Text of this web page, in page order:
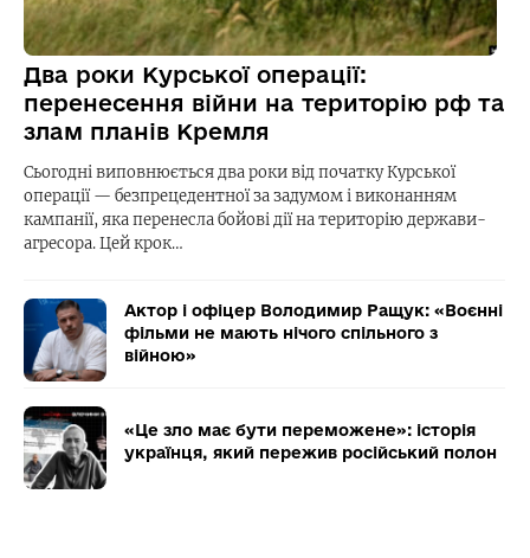
Два роки Курської операції:
перенесення війни на територію рф та
злам планів Кремля
Сьогодні виповнюється два роки від початку Курської
операції — безпрецедентної за задумом і виконанням
кампанії, яка перенесла бойові дії на територію держави-
агресора. Цей крок…
Актор і офіцер Володимир Ращук: «Воєнні
фільми не мають нічого спільного з
війною»
«Це зло має бути переможене»: історія
українця, який пережив російський полон